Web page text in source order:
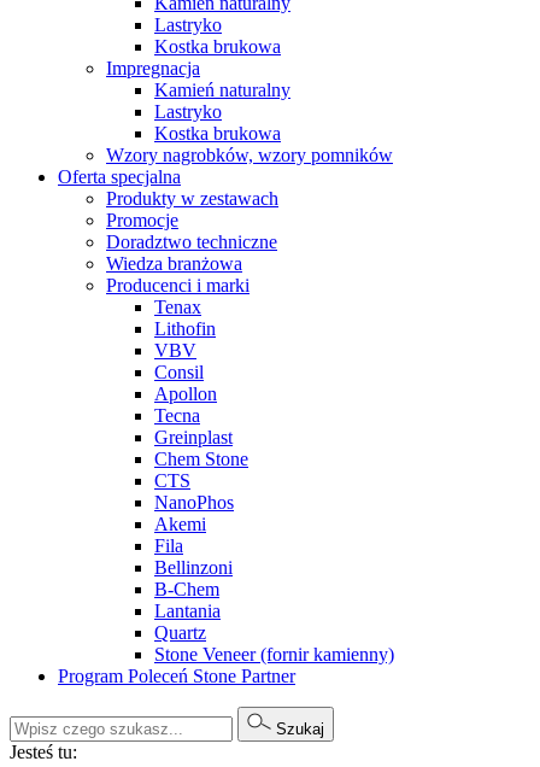
Lastryko
Kostka brukowa
Impregnacja
Kamień naturalny
Lastryko
Kostka brukowa
Wzory nagrobków, wzory pomników
Oferta specjalna
Produkty w zestawach
Promocje
Doradztwo techniczne
Wiedza branżowa
Producenci i marki
Tenax
Lithofin
VBV
Consil
Apollon
Tecna
Greinplast
Chem Stone
CTS
NanoPhos
Akemi
Fila
Bellinzoni
B-Chem
Lantania
Quartz
Stone Veneer (fornir kamienny)
Program Poleceń Stone Partner
Szukaj
Jesteś tu: